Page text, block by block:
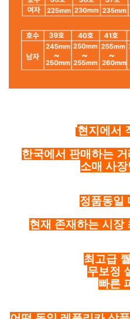
현지에서
한국에서 판매하는
소매 사
정품동일
현재 존재하는 시장
최고급
무보정
빠른